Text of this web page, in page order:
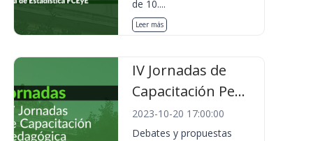
de 10....
Leer más
IV Jornadas de
Capacitación Pe...
2023-10-20 17:00:00
Debates y propuestas